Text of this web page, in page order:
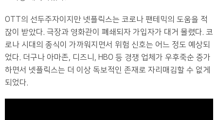
OTT의 선두주자이지만 넷플릭스는 코로나 팬테믹의 도움을 적
잖이 받았다. 극장과 영화관이 폐쇄되자 가입자가 대거 몰렸다. 코
로나 시대의 종식이 가까워지면서 위험 신호는 어느 정도 예상되
었다. 더구나 아마존, 디즈니, HBO 등 경쟁 업체가 우후죽순 증가
하면서 넷플릭스는 더 이상 독보적인 존재로 자리매김할 수 없게
되었다.